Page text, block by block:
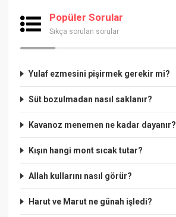
Popüler Sorular
Sıkça sorulan sorular
Yulaf ezmesini pişirmek gerekir mi?
Süt bozulmadan nasıl saklanır?
Kavanoz menemen ne kadar dayanır?
Kışın hangi mont sıcak tutar?
Allah kullarını nasıl görür?
Harut ve Marut ne günah işledi?